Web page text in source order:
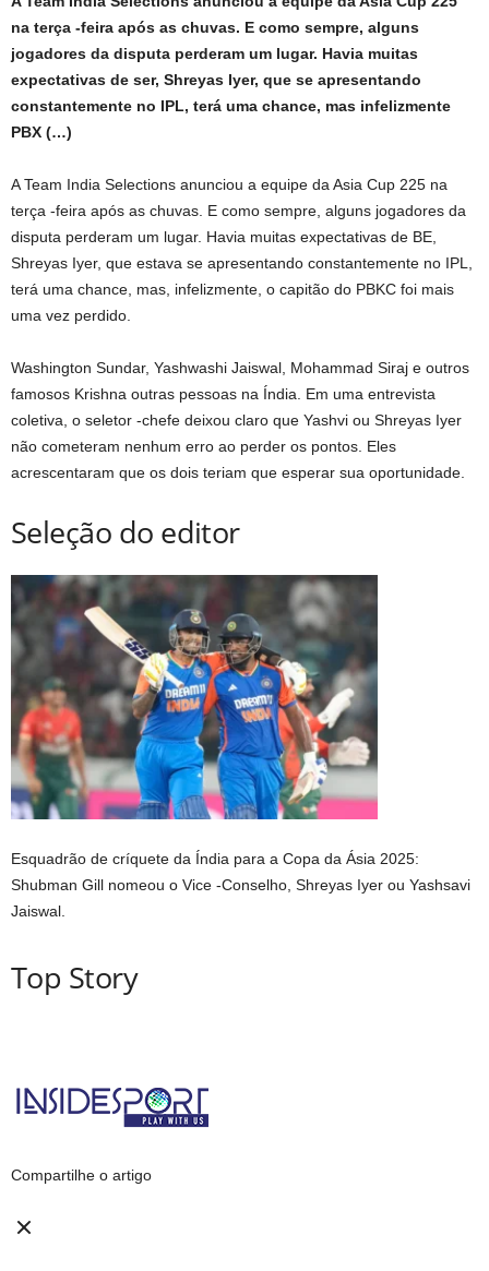
na terça -feira após as chuvas. E como sempre, alguns
jogadores da disputa perderam um lugar. Havia muitas
expectativas de ser, Shreyas Iyer, que se apresentando
constantemente no IPL, terá uma chance, mas infelizmente
PBX (…)
A Team India Selections anunciou a equipe da Asia Cup 225 na
terça -feira após as chuvas. E como sempre, alguns jogadores da
disputa perderam um lugar. Havia muitas expectativas de BE,
Shreyas Iyer, que estava se apresentando constantemente no IPL,
terá uma chance, mas, infelizmente, o capitão do PBKC foi mais
uma vez perdido.
Washington Sundar, Yashwashi Jaiswal, Mohammad Siraj e outros
famosos Krishna outras pessoas na Índia. Em uma entrevista
coletiva, o seletor -chefe deixou claro que Yashvi ou Shreyas Iyer
não cometeram nenhum erro ao perder os pontos. Eles
acrescentaram que os dois teriam que esperar sua oportunidade.
Seleção do editor
Esquadrão de críquete da Índia para a Copa da Ásia 2025:
Shubman Gill nomeou o Vice -Conselho, Shreyas Iyer ou Yashsavi
Jaiswal.
Top Story
Compartilhe o artigo